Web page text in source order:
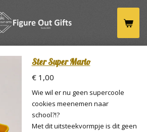
Ster Super Mario
€ 1,00
Wie wil er nu geen supercoole
cookies meenemen naar
school?!?
Met dit uitsteekvormpje is dit geen